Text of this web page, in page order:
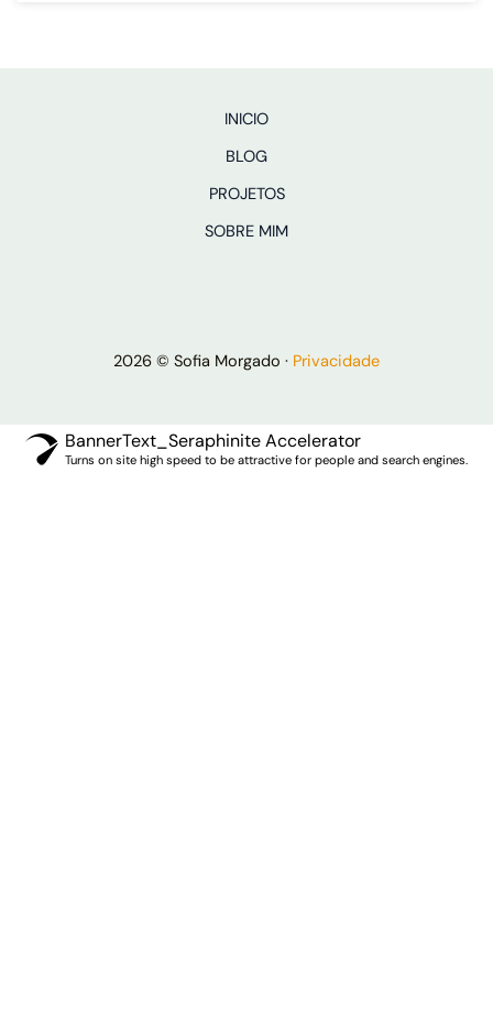
INICIO
BLOG
PROJETOS
SOBRE MIM
2026 © Sofia Morgado · Privacidade
BannerText_Seraphinite Accelerator
Turns on site high speed to be attractive for people and search engines.